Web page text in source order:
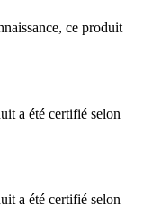
ce produit
a été certifié selon
a été certifié selon